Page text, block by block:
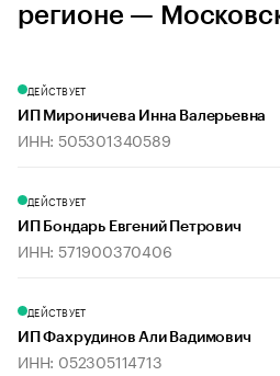
регионе —
ДЕЙСТВУЕТ
ИП Мироничева Инна Валерьевна
ИНН: 505301340589
ДЕЙСТВУЕТ
ИП Бондарь Евгений Петрович
ИНН: 571900370406
ДЕЙСТВУЕТ
ИП Фахрудинов Али Вадимович
ИНН: 052305114713